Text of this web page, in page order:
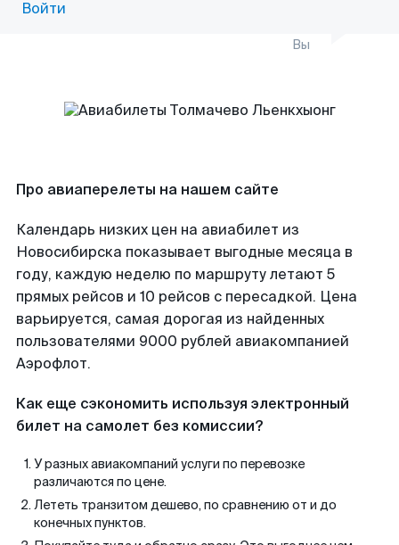
Войти
Вы
Про авиаперелеты на нашем сайте
Календарь низких цен на авиабилет из
Новосибирска показывает выгодные месяца в
году, каждую неделю по маршруту летают 5
прямых рейсов и 10 рейсов с пересадкой. Цена
варьируется, самая дорогая из найденных
пользователями 9000 рублей авиакомпанией
Аэрофлот.
Как еще сэкономить используя электронный
билет на самолет без комиссии?
У разных авиакомпаний услуги по перевозке
различаются по цене.
Лететь транзитом дешево, по сравнению от и до
конечных пунктов.